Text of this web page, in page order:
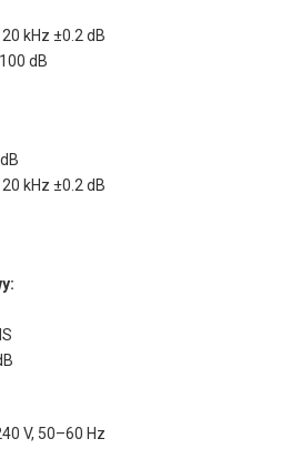
kHz ±0.2 dB
100 dB
kHz ±0.2 dB
V, 50–60 Hz